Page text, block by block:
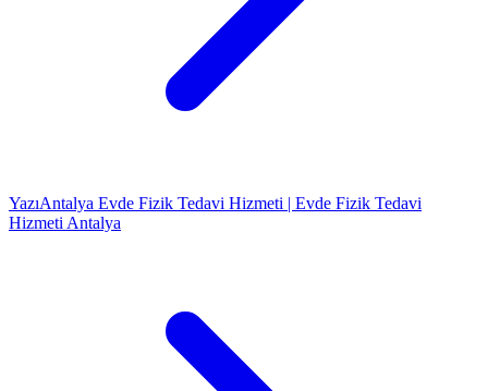
YazıAntalya Evde Fizik Tedavi Hizmeti | Evde Fizik Tedavi
Hizmeti Antalya